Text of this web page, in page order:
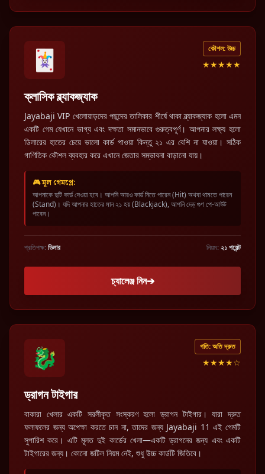
🃏 কৌশল: উচ্চ
★★★★★
ক্লাসিক ব্ল্যাকজ্যাক
Jayabaji VIP খেলোয়াড়দের পছন্দের তালিকার শীর্ষে থাকা ব্ল্যাকজ্যাক হলো এমন
একটি গেম যেখানে ভাগ্য এবং দক্ষতা সমানভাবে গুরুত্বপূর্ণ। আপনার লক্ষ্য হলো
ডিলারের হাতের চেয়ে ভালো কার্ড পাওয়া কিন্তু ২১ এর বেশি না যাওয়া। সঠিক
গাণিতিক কৌশল ব্যবহার করে এখানে জেতার সম্ভাবনা বাড়ানো যায়।
🎮 মূল গেমপ্লে:
আপনাকে দুটি কার্ড দেওয়া হবে। আপনি আরও কার্ড নিতে পারেন (Hit) অথবা থামতে পারেন
(Stand)। যদি আপনার হাতের মান ২১ হয় (Blackjack), আপনি দেড় গুণ পে-আউট
পাবেন।
প্রতিপক্ষ:ডিলার নিয়ম:২১ পয়েন্ট
চ্যালেঞ্জ নিন➔
🐉 গতি: অতি দ্রুত
★★★★☆
ড্রাগন টাইগার
বাকারা খেলার একটি সরলীকৃত সংস্করণ হলো ড্রাগন টাইগার। যারা দ্রুত
ফলাফলের জন্য অপেক্ষা করতে চান না, তাদের জন্য Jayabaji 11 এই গেমটি
সুপারিশ করে। এটি মূলত দুই কার্ডের খেলা—একটি ড্রাগনের জন্য এবং একটি
টাইগারের জন্য। কোনো জটিল নিয়ম নেই, শুধু উচ্চ কার্ডটি জিতিবে।